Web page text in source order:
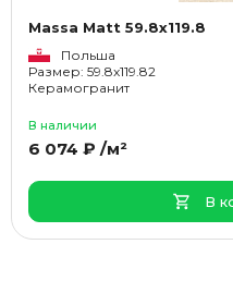
Massa Matt 59.8x119.8
Польша
Размер: 59.8x119.82
Керамогранит
В наличии
6 074 ₽ /м²
В